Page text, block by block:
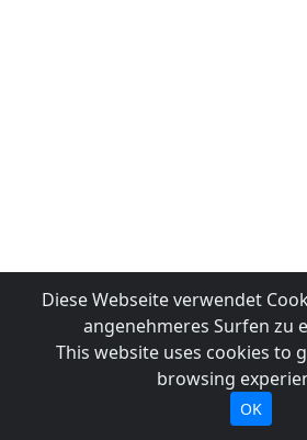
Diese Webseite verwendet
angenehmeres Surfen zu
This website uses cookies to
browsing
OK